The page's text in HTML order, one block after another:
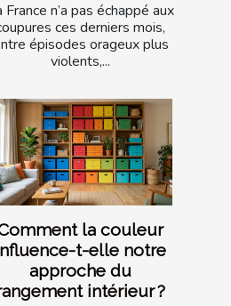
France n’a pas échappé aux
ces derniers mois,
épisodes orageux plus
violents,...
la couleur
t-elle notre
approche du
intérieur ?